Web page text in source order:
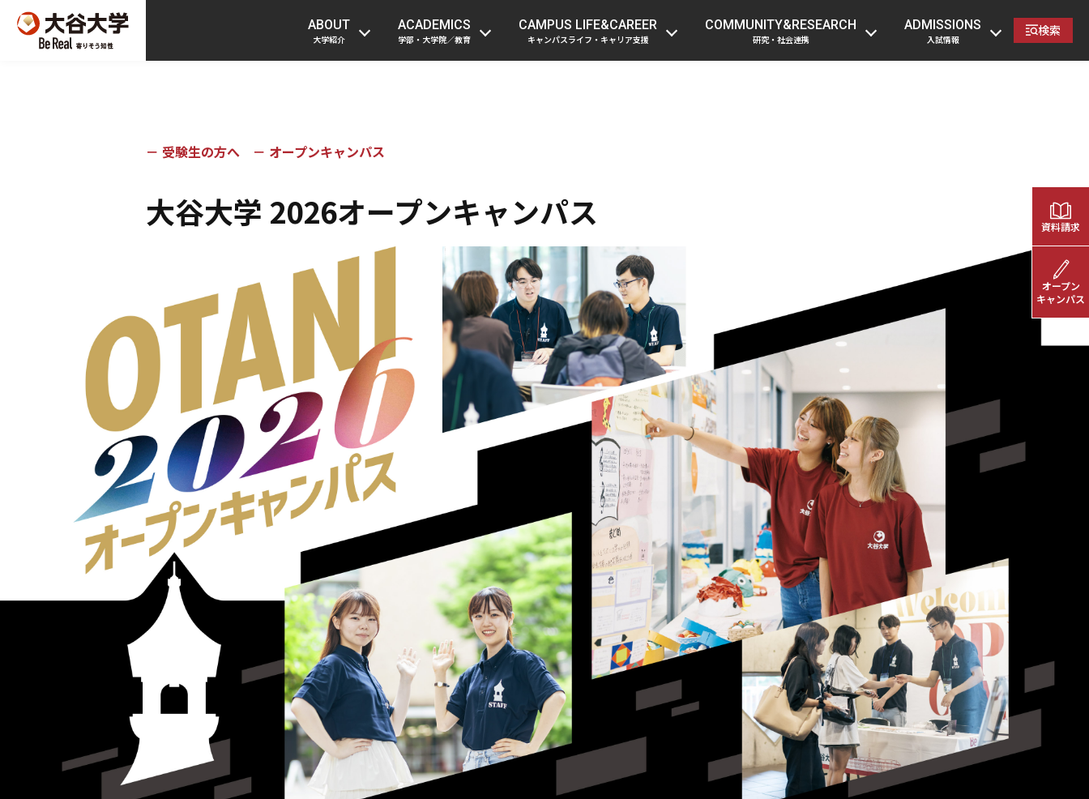
ABOUT
大学紹介
ACADEMICS
学部・大学院／教育
CAMPUS LIFE&CAREER
キャンパスライフ・キャリア支援
COMMUNITY&RESEARCH
研究・社会連携
ADMISSIONS
入試情報
検索
－ 受験生の方へ － オープンキャンパス
大谷大学 2026オープンキャンパス 資料請求
オープン
キャンパス